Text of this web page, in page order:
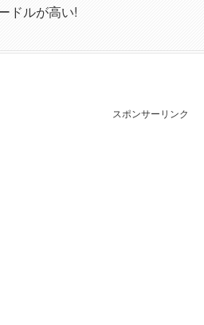
ドルが高い!
スポンサーリンク